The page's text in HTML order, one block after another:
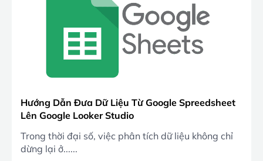
Hướng Dẫn Đưa Dữ Liệu Từ Google Spreedsheet
Lên Google Looker Studio
Trong thời đại số, việc phân tích dữ liệu không chỉ
dừng lại ở......